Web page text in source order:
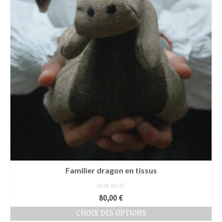
du
produit
Familier dragon en tissus
NON NOTÉ
80,00 €
CHOIX DES OPTIONS